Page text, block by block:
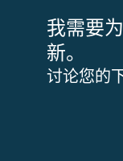
我需要
新。
讨论您的